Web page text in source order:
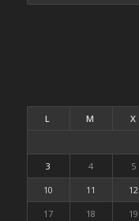
L M X
3
4 5
10
11 12
17
18 19